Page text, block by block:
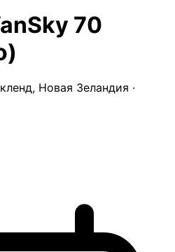
70
)
Новая Зеландия ·